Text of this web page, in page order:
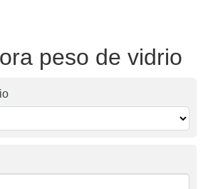
peso de vidrio